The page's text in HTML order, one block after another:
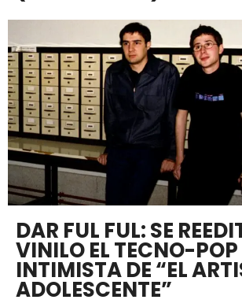
DAR FUL FUL: SE
VINILO EL TECNO-POP
INTIMISTA DE “EL
ADOLESCENTE”